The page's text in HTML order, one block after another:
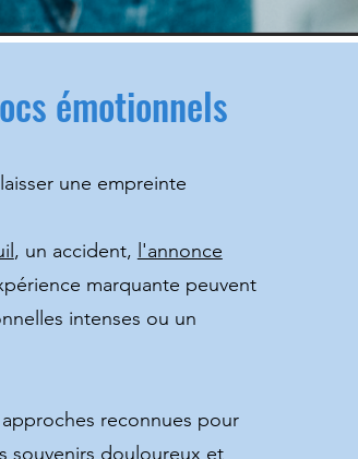
émotionnels
une empreinte
, un accident, l'annonce
marquante peuvent
intenses ou un
approches reconnues pour
souvenirs douloureux et